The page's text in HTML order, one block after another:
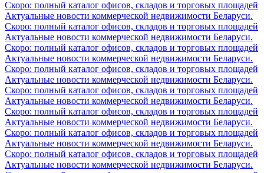
Скоро: полный каталог офисов, складов и торговых площадей
Актуальные новости коммерческой недвижимости Беларуси.
Скоро: полный каталог офисов, складов и торговых площадей
Актуальные новости коммерческой недвижимости Беларуси.
Скоро: полный каталог офисов, складов и торговых площадей
Актуальные новости коммерческой недвижимости Беларуси.
Скоро: полный каталог офисов, складов и торговых площадей
Актуальные новости коммерческой недвижимости Беларуси.
Скоро: полный каталог офисов, складов и торговых площадей
Актуальные новости коммерческой недвижимости Беларуси.
Скоро: полный каталог офисов, складов и торговых площадей
Актуальные новости коммерческой недвижимости Беларуси.
Скоро: полный каталог офисов, складов и торговых площадей
Актуальные новости коммерческой недвижимости Беларуси.
Скоро: полный каталог офисов, складов и торговых площадей
Актуальные новости коммерческой недвижимости Беларуси.